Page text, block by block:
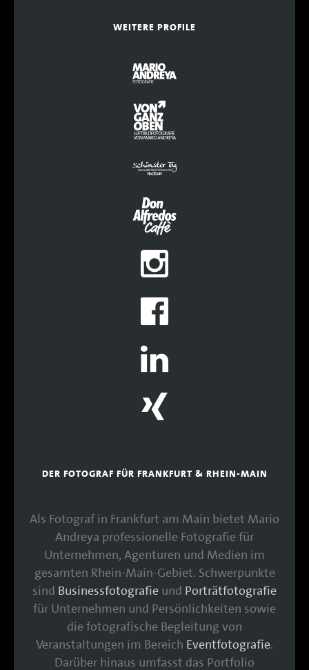
WEITERE PROFILE
DER FOTOGRAF FÜR FRANKFURT & RHEIN-MAIN
Als Fotograf in Frankfurt am Main bietet Mario
Andreya professionelle Fotografie für
Unternehmen, Agenturen und Medien im
gesamten Rhein-Main-Gebiet. Schwerpunkte
sind Businessfotografie und Porträtfotografie
für Unternehmen und Persönlichkeiten sowie
die fotografische Begleitung von
Veranstaltungen im Bereich Eventfotografie.
Darüber hinaus umfasst das Portfolio